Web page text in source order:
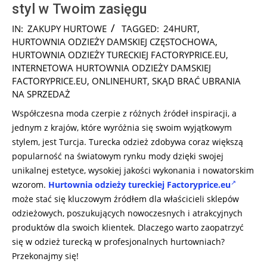
styl w Twoim zasięgu
2025-
08-
24
IN: ZAKUPY HURTOWE TAGGED: 24HURT,
HURTOWNIA ODZIEŻY DAMSKIEJ CZĘSTOCHOWA,
HURTOWNIA ODZIEŻY TURECKIEJ FACTORYPRICE.EU,
INTERNETOWA HURTOWNIA ODZIEŻY DAMSKIEJ
FACTORYPRICE.EU, ONLINEHURT, SKĄD BRAĆ UBRANIA
NA SPRZEDAŻ
Współczesna moda czerpie z różnych źródeł inspiracji, a
jednym z krajów, które wyróżnia się swoim wyjątkowym
stylem, jest Turcja. Turecka odzież zdobywa coraz większą
popularność na światowym rynku mody dzięki swojej
unikalnej estetyce, wysokiej jakości wykonania i nowatorskim
wzorom. Hurtownia odzieży tureckiej Factoryprice.eu
może stać się kluczowym źródłem dla właścicieli sklepów
odzieżowych, poszukujących nowoczesnych i atrakcyjnych
produktów dla swoich klientek. Dlaczego warto zaopatrzyć
się w odzież turecką w profesjonalnych hurtowniach?
Przekonajmy się!